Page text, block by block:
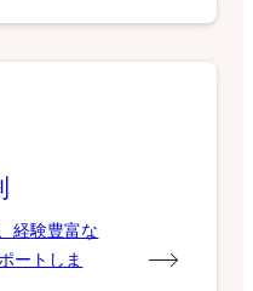
経験豊富な
ートしま